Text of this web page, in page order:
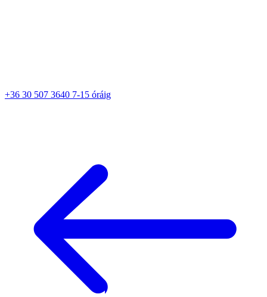
+36 30 507 3640 7-15 óráig